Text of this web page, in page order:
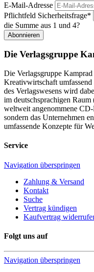
E-Mail-Adresse
Pflichtfeld Sicherheitsfrage*
die Summe aus 1 und 4?
Abonnieren
Die Verlagsgruppe
Die Verlagsgruppe
Kreativwirtschaft
des Verlagswesens wird
im deutschsprachigen
weltweit angenommene
sondern das Unternehmen
umfassende Konzepte für
Service
Navigation überspringen
Zahlung & Versand
Kontakt
Suche
Vertrag kündigen
Kaufvertrag
Folgt uns auf
Navigation überspringen